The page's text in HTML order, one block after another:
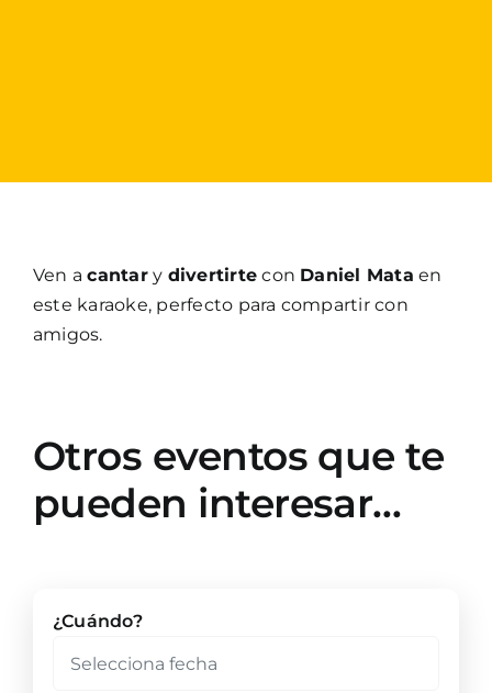
Ven acantary divertirte con Daniel Mata en
este karaoke, perfecto para compartir con
amigos.
Otros eventos que te
pueden interesar…
¿Cuándo?